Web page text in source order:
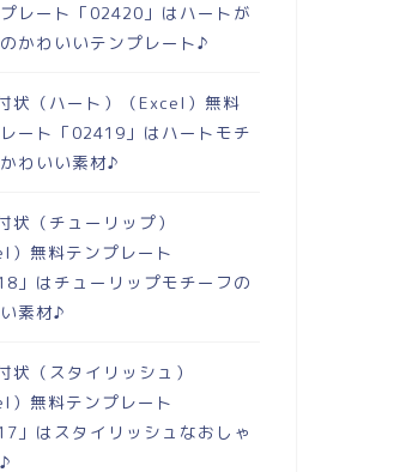
レート「02420」はハートが
かわいいテンプレート♪
状（ハート）（Excel）無料
ート「02419」はハートモチ
わいい素材♪
状（チューリップ）
）無料テンプレート
」はチューリップモチーフの
素材♪
状（スタイリッシュ）
）無料テンプレート
」はスタイリッシュなおしゃ